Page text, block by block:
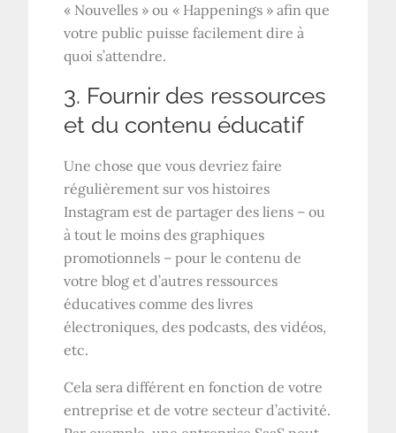
« Nouvelles » ou « Happenings » afin que
votre public puisse facilement dire à
quoi s’attendre.
3. Fournir des ressources
et du contenu éducatif
Une chose que vous devriez faire
régulièrement sur vos histoires
Instagram est de partager des liens – ou
à tout le moins des graphiques
promotionnels – pour le contenu de
votre blog et d’autres ressources
éducatives comme des livres
électroniques, des podcasts, des vidéos,
etc.
Cela sera différent en fonction de votre
entreprise et de votre secteur d’activité.